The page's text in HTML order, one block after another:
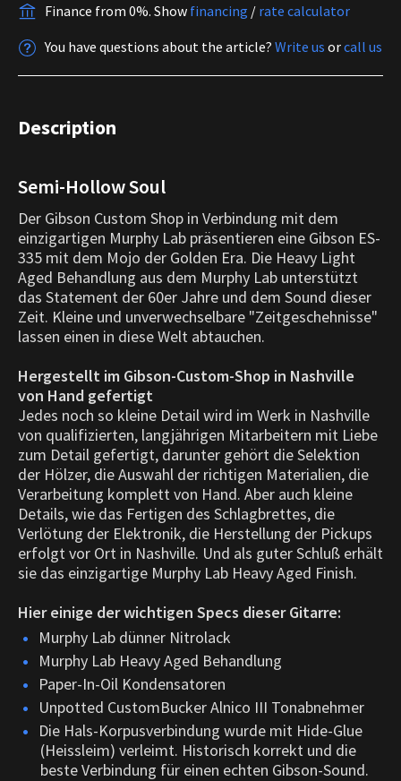
Finance from 0%. Show financing / rate calculator
You have questions about the article? Write us orcall us
Description
Semi-Hollow Soul
Der Gibson Custom Shop in Verbindung mit dem
einzigartigen Murphy Lab präsentieren eine Gibson ES-
335 mit dem Mojo der Golden Era. Die Heavy Light
Aged Behandlung aus dem Murphy Lab unterstützt
das Statement der 60er Jahre und dem Sound dieser
Zeit. Kleine und unverwechselbare "Zeitgeschehnisse"
lassen einen in diese Welt abtauchen.
Hergestellt im Gibson-Custom-Shop in Nashville
von Hand gefertigt
Jedes noch so kleine Detail wird im Werk in Nashville
von qualifizierten, langjährigen Mitarbeitern mit Liebe
zum Detail gefertigt, darunter gehört die Selektion
der Hölzer, die Auswahl der richtigen Materialien, die
Verarbeitung komplett von Hand. Aber auch kleine
Details, wie das Fertigen des Schlagbrettes, die
Verlötung der Elektronik, die Herstellung der Pickups
erfolgt vor Ort in Nashville. Und als guter Schluß erhält
sie das einzigartige Murphy Lab Heavy Aged Finish.
Hier einige der wichtigen Specs dieser Gitarre:
Murphy Lab dünner Nitrolack
Murphy Lab Heavy Aged Behandlung
Paper-In-Oil Kondensatoren
Unpotted CustomBucker Alnico III Tonabnehmer
Die Hals-Korpusverbindung wurde mit Hide-Glue
(Heissleim) verleimt. Historisch korrekt und die
beste Verbindung für einen echten Gibson-Sound.